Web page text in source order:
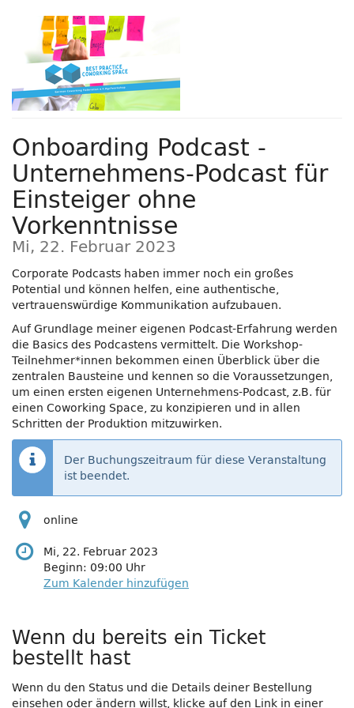
Haupt-
Inhalt
springen
Onboarding Podcast -
Unternehmens-Podcast für
Einsteiger ohne
Vorkenntnisse
Mi, 22. Februar 2023
Corporate Podcasts haben immer noch ein großes
Potential und können helfen, eine authentische,
vertrauenswürdige Kommunikation aufzubauen.
Auf Grundlage meiner eigenen Podcast-Erfahrung werden
die Basics des Podcastens vermittelt. Die Workshop-
Teilnehmer*innen bekommen einen Überblick über die
zentralen Bausteine und kennen so die Voraussetzungen,
um einen ersten eigenen Unternehmens-Podcast, z.B. für
einen Coworking Space, zu konzipieren und in allen
Schritten der Produktion mitzuwirken.
Der Buchungszeitraum für diese Veranstaltung
ist beendet.
online
Mi, 22. Februar 2023
Beginn: 09:00 Uhr
Zum Kalender hinzufügen
Wenn du bereits ein Ticket
bestellt hast
Wenn du den Status und die Details deiner Bestellung
einsehen oder ändern willst, klicke auf den Link in einer